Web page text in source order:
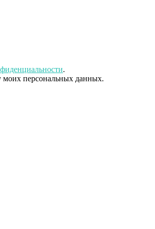
.
моих персональных данных.